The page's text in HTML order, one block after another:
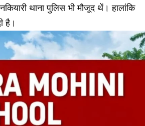
थाना पुलिस भी मौजूद थें। हालांकि
है।